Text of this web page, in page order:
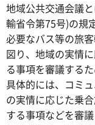
地域公共交通会議
輸省令第75号)の規
必要なバス等の旅
図り、地域の実情
る事項を審議するた
具体的には、コミ
の実情に応じた乗
する事項などを審議